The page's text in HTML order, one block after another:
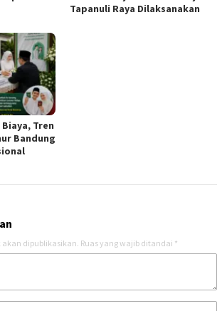
Tapanuli Raya Dilaksanakan
Tren
Bandung
dipublikasikan. Ruas yang wajib ditandai *